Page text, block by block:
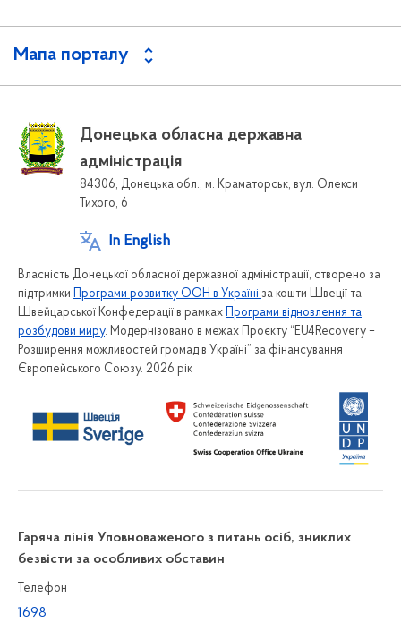
Мапа порталу
Донецька обласна державна
адміністрація
84306, Донецька обл., м. Краматорськ, вул. Олекси
Тихого, 6
In English
Власність Донецької обласної державної адміністрації, створено за
підтримки
Програми розвитку ООН в Україні за кошти Швеції та
Швейцарської Конфедерації в рамках
Програми відновлення та
розбудови миру. Модернізовано в межах Проєкту “EU4Recovery –
Розширення можливостей громад в Україні” за фінансування
Європейського Союзу. 2026 рік
Гаряча лінія Уповноваженого з питань осіб, зниклих
безвісти за особливих обставин
Телефон
1698